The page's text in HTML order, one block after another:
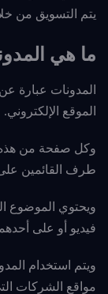
يتم التسويق من
ما هي
المدونات عبارة
الموقع الإلكتروني.
وكل صفحة من هذه
طرف القائمين
ويحتوي الموضوع
فيديو أو على
ويتم استخدام
مواقع الشركات